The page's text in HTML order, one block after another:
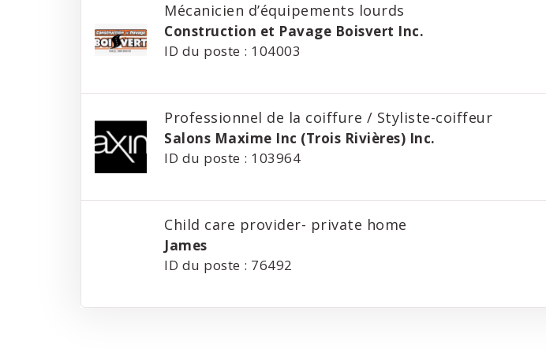
Mécanicien d’équipements lourds
Construction et Pavage Boisvert Inc.
ID du poste : 104003
Professionnel de la coiffure / Styliste-coiffeur
Salons Maxime Inc (Trois Rivières) Inc.
ID du poste : 103964
Child care provider- private home
James
ID du poste : 76492